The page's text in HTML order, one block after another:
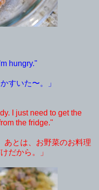
hungry."
すいた〜。」
I just need to get the
the fridge."
あとは、お野菜のお料理
だから。」